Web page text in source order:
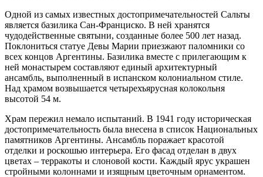
Одной из самых известных достопримечательностей Сальты
является базилика Сан-Франциско. В ней хранятся
чудодейственные святыни, созданные более 500 лет назад.
Поклониться статуе Девы Марии приезжают паломники со
всех концов Аргентины. Базилика вместе с прилегающим к
ней монастырем составляют единый архитектурный
ансамбль, выполненный в испанском колониальном стиле.
Над храмом возвышается четырехъярусная колокольня
высотой 54 м.
Храм пережил немало испытаний. В 1941 году историческая
достопримечательность была внесена в список Национальных
памятников Аргентины. Ансамбль поражает красотой
отделки и роскошью интерьера. Его фасад отделан в двух
цветах – терракоты и слоновой кости. Каждый ярус украшен
стройными колоннами и изящным цветочным орнаментом.